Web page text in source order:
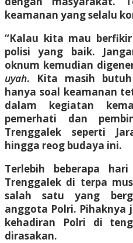
keamanan yang selalu
“Kalau kita mau
polisi yang baik.
oknum kemudian
uyah. Kita masih
hanya soal keamanan
dalam kegiatan
pemerhati dan
Trenggalek seperti
hingga reog budaya ini.
Terlebih beberapa
Trenggalek di terpa
salah satu yang
anggota Polri. Pihaknya
kehadiran Polri di
dirasakan.